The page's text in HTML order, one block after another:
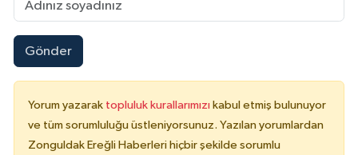
Gönder
Yorum yazarak topluluk kurallarımızı kabul etmiş bulunuyor
ve tüm sorumluluğu üstleniyorsunuz. Yazılan yorumlardan
Zonguldak Ereğli Haberleri hiçbir şekilde sorumlu